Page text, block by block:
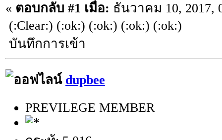
« ตอบกลับ #1 เมื่อ: ธันวาคม 10, 2017,
(:Clear:) (:ok:) (:ok:) (:ok:) (:ok:)
บันทึกการเข้า
dupbee
PREVILEGE MEMBER